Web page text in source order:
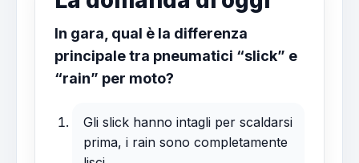
In gara, qual è la differenza
principale tra pneumatici “slick” e
“rain” per moto?
Gli slick hanno intagli per scaldarsi
prima, i rain sono completamente